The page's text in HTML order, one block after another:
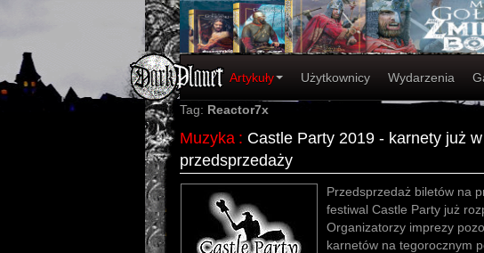
Artykuły Użytkownicy Wydarzenia
Tag: Reactor7x
Muzyka : Castle Party 2019 - karnety już w
przedsprzedaży
Przedsprzedaż biletów na
festiwal Castle Party już
Organizatorzy imprezy
karnetów na tegorocznym